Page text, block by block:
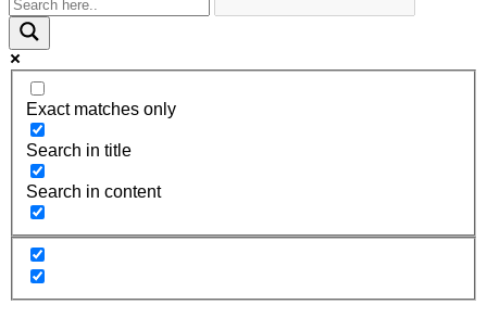
Exact matches only
Search in title
Search in content